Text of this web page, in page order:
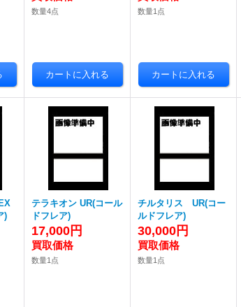
数量4点 数量1点
)
テラキオン UR(コール
ドフレア)
17,000円
数量1点
チルタリス UR(コー
ルドフレア)
30,000円
数量1点